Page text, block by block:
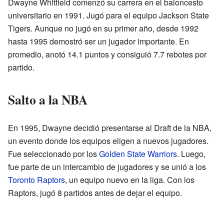
universitario en 1991. Jugó para el equipo Jackson State
Tigers. Aunque no jugó en su primer año, desde 1992
hasta 1995 demostró ser un jugador importante. En
promedio, anotó 14.1 puntos y consiguió 7.7 rebotes por
partido.
Salto a la NBA
En 1995, Dwayne decidió presentarse al Draft de la NBA,
un evento donde los equipos eligen a nuevos jugadores.
Fue seleccionado por losGolden State Warriors. Luego,
fue parte de un intercambio de jugadores y se unió a los
Toronto Raptors, un equipo nuevo en la liga. Con los
Raptors, jugó 8 partidos antes de dejar el equipo.